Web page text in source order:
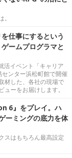
仕事にするという
ームプログラマと
イベント「キャリア
ンター浜松町館で開催
材した、各社の現場で
ーをお届けします。
6』をプレイ。ハ
ーミングの底力を体
スはもちろん最高設定